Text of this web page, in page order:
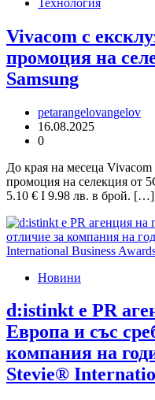
Vivacom с
промоция на
Samsung
petarangelovangelov
16.08.2025
0
До края на месеца
промоция на селекция от
5.10 € I 9.98 лв. в брой. […]
Новини
d:istinkt e PR
Европа и със
компания на
Stevie®